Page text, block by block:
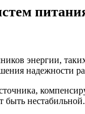
энергии,
надежности